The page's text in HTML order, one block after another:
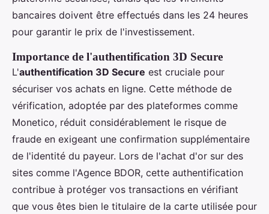
bancaires doivent être effectués dans les 24 heures
pour garantir le prix de l'investissement.
Importance de l'authentification 3D Secure
L'authentification 3D Secure est cruciale pour
sécuriser vos achats en ligne. Cette méthode de
vérification, adoptée par des plateformes comme
Monetico, réduit considérablement le risque de
fraude en exigeant une confirmation supplémentaire
de l'identité du payeur. Lors de l'achat d'or sur des
sites comme l'Agence BDOR, cette authentification
contribue à protéger vos transactions en vérifiant
que vous êtes bien le titulaire de la carte utilisée pour